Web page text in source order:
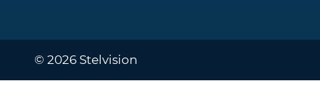
© 2026 Stelvision